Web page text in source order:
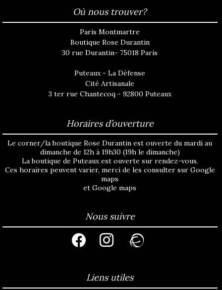
Où nous trouver?
Paris Montmartre
Boutique Rose Durantin
30 rue Durantin- 75018 Paris
Puteaux - La Défense
Cité Artisanale
3 ter rue Chantecoq - 92800 Puteaux
Horaires d’ouverture
Le corner/la boutique Rose Durantin est ouverte du mardi au
dimanche de 12h à 19h30 (19h le dimanche)
La boutique de Puteaux est ouverte sur rendez-vous.
Ces horaires peuvent varier, merci de les consulter sur Google
maps
etGoogle maps
Nous suivre
facebookinstagramravelry
Liens utiles